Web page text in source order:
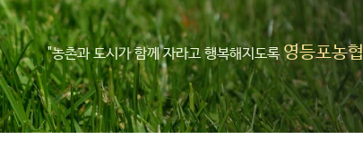
"농촌과 도시가 함께 자라고 행복해지도록영등포농협